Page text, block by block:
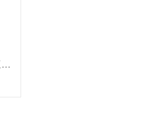
1903MG 嵌入式煮食爐(三頭爐)